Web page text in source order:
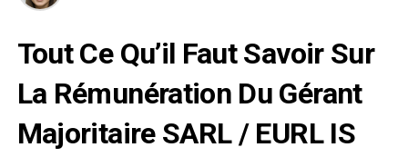
Tout Ce Qu’il Faut Savoir Sur
La Rémunération Du Gérant
Majoritaire SARL / EURL IS